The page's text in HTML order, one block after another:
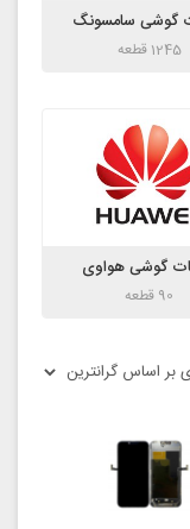
گوشی سامسونگ
1245 قطعه
گوشی هواوی
90 قطعه